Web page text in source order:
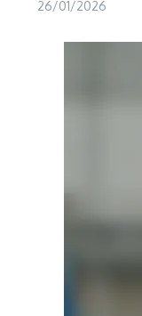
26/01/2026